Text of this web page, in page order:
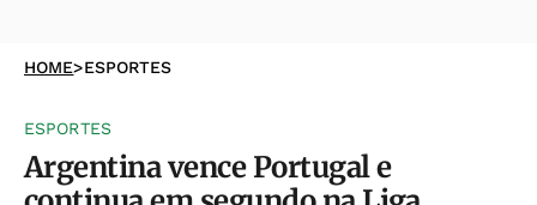
HOME>ESPORTES
ESPORTES
Argentina vence Portugal e